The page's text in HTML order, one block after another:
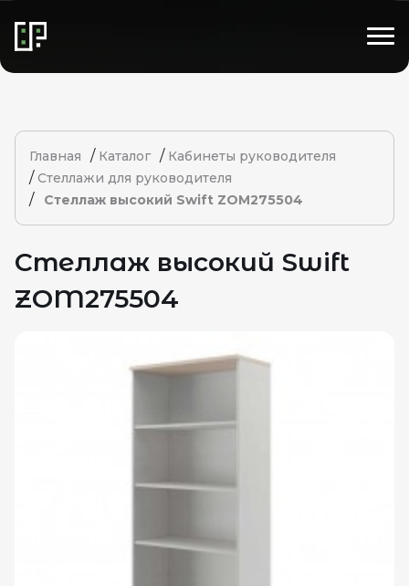
Главная / Каталог / Кабинеты руководителя
/Стеллажи для руководителя
/ Стеллаж высокий Swift ZOM275504
Стеллаж высокий Swift
ZOM275504